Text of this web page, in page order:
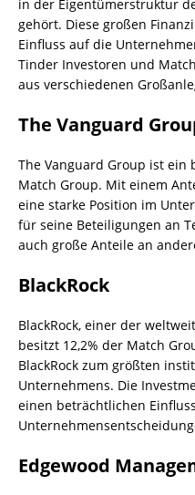
in der Eigentümerstruktur
gehört. Diese großen
Einfluss auf die
Tinder Investoren und
aus verschiedenen
The Vanguard
The Vanguard Group ist
Match Group. Mit einem
eine starke Position im
für seine Beteiligungen an
auch große Anteile an
BlackRock
BlackRock, einer der
besitzt 12,2% der Match
BlackRock zum größten
Unternehmens. Die
einen beträchtlichen
Edgewood